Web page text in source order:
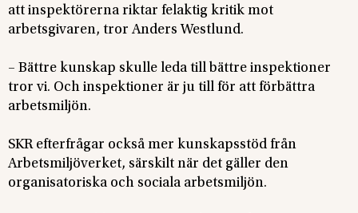
att inspektörerna riktar felaktig kritik mot
arbetsgivaren, tror Anders Westlund.
– Bättre kunskap skulle leda till bättre inspektioner
tror vi. Och inspektioner är ju till för att förbättra
arbetsmiljön.
SKR efterfrågar också mer kunskapsstöd från
Arbetsmiljöverket, särskilt när det gäller den
organisatoriska och sociala arbetsmiljön.